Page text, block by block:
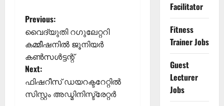
P
o
s
t
Previous:
വൈദ്യുതി റഗുലേറ്ററി
കമ്മീഷനിൽ ജൂനിയർ
കൺസൾട്ടന്റ്
Next:
ഫിഷറീസ് ഡയറക്ടറേറ്റിൽ
സിസ്റ്റം അഡ്മിനിസ്ട്രേറ്റർ
Facilitator
Fitness
Trainer Jobs
Guest
Lecturer
Jobs